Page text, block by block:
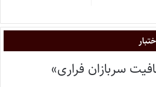
سربازان فراری»